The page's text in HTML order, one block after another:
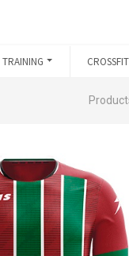
CROSSFIT